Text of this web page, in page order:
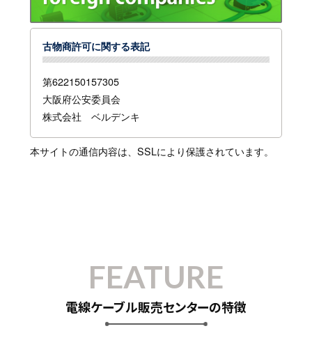
古物商許可に関する表記
第622150157305
大阪府公安委員会
株式会社 ベルデンキ
本サイトの通信内容は、SSLにより保護されています。
FEATURE
電線ケーブル販売センターの特徴